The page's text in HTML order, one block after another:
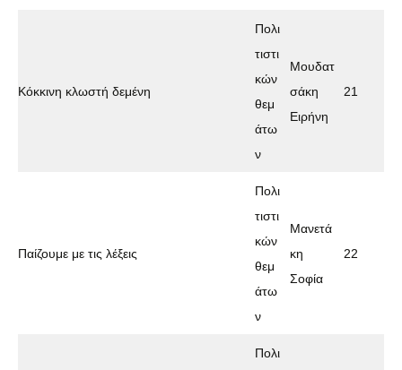
Κόκκινη κλωστή δεμένη
Πολι
τιστι
κών
θεμ
άτω
ν
Μουδατ
σάκη
Ειρήνη
21
Παίζουμε με τις λέξεις
Πολι
τιστι
κών
θεμ
άτω
ν
Μανετά
κη
Σοφία
22
Πολι